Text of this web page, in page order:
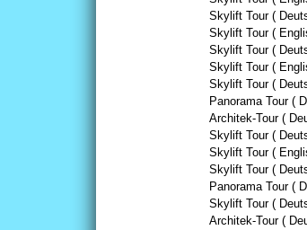
Skylift Tour (
Skylift Tour (
Skylift Tour (
Skylift Tour (
Skylift Tour (
Panorama Tour (
Architek-Tour (
Skylift Tour (
Skylift Tour (
Skylift Tour (
Panorama Tour (
Skylift Tour (
Architek-Tour (